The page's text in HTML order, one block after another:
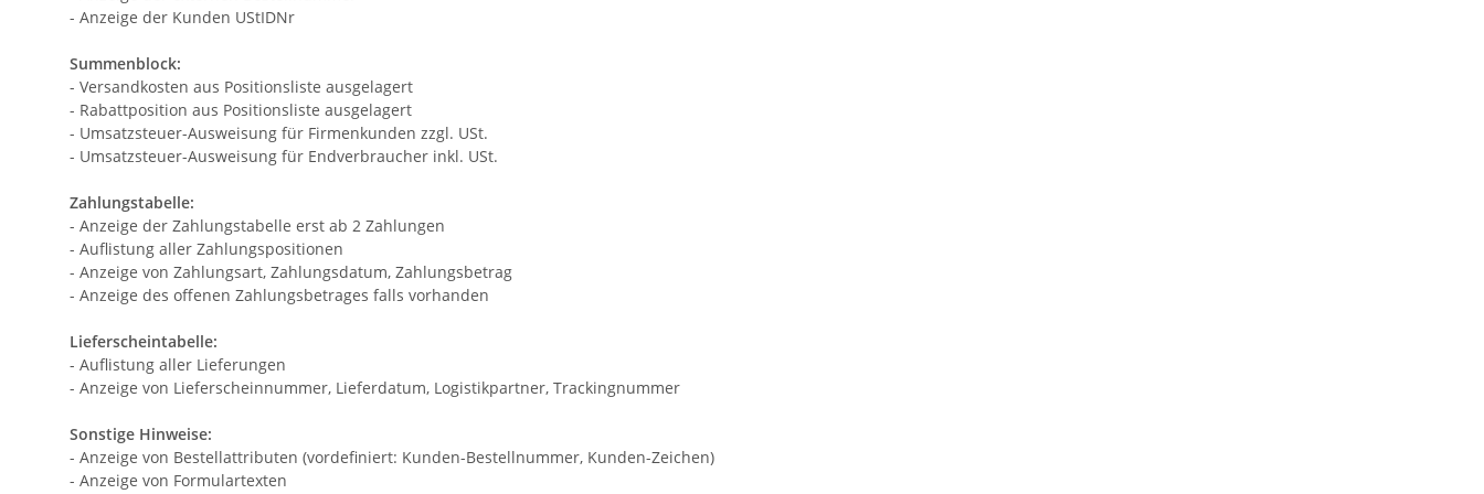
- Anzeige der Kunden UStIDNr
Summenblock:
- Versandkosten aus Positionsliste ausgelagert
- Rabattposition aus Positionsliste ausgelagert
- Umsatzsteuer-Ausweisung für Firmenkunden zzgl. USt.
- Umsatzsteuer-Ausweisung für Endverbraucher inkl. USt.
Zahlungstabelle:
- Anzeige der Zahlungstabelle erst ab 2 Zahlungen
- Auflistung aller Zahlungspositionen
- Anzeige von Zahlungsart, Zahlungsdatum, Zahlungsbetrag
- Anzeige des offenen Zahlungsbetrages falls vorhanden
Lieferscheintabelle:
- Auflistung aller Lieferungen
- Anzeige von Lieferscheinnummer, Lieferdatum, Logistikpartner, Trackingnummer
Sonstige Hinweise:
- Anzeige von Bestellattributen (vordefiniert: Kunden-Bestellnummer, Kunden-Zeichen)
- Anzeige von Formulartexten